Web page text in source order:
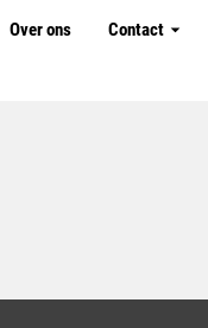
Over ons Contact